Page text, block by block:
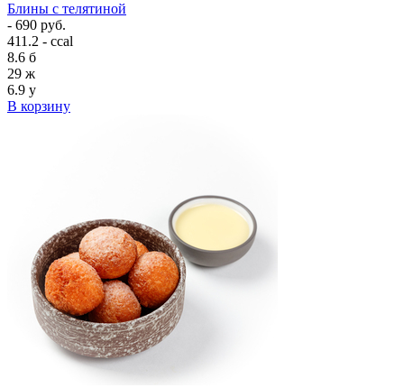
Блины с телятиной
- 690 руб.
411.2 - ccal
8.6 б
29 ж
6.9 у
В корзину